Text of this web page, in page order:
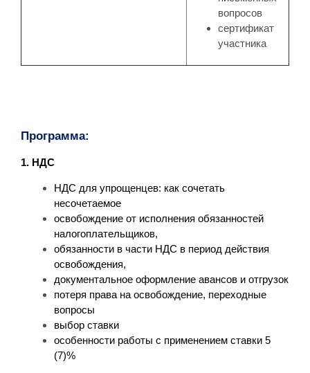
вопросов
сертификат
участника
Программа:
1. НДС
НДС для упрощенцев: как сочетать
несочетаемое
освобождение от исполнения обязанностей
налогоплательщиков,
обязанности в части НДС в период действия
освобождения,
документальное оформление авансов и отгрузок
потеря права на освобождение, переходные
вопросы
выбор ставки
особенности работы с применением ставки 5
(7)%